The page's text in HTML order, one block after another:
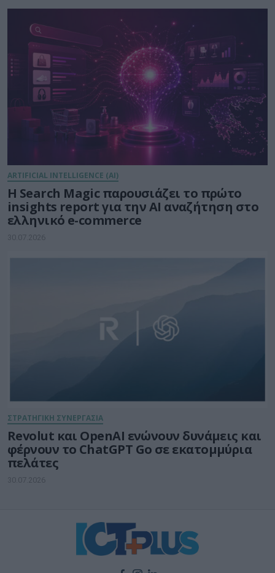
ARTIFICIAL INTELLIGENCE (AI)
Η Search Magic παρουσιάζει το πρώτο
insights report για την AI αναζήτηση στο
ελληνικό e-commerce
30.07.2026
ΣΤΡΑΤΗΓΙΚΗ ΣΥΝΕΡΓΑΣΙΑ
Revolut και OpenAI ενώνουν δυνάμεις και
φέρνουν το ChatGPT Go σε εκατομμύρια
πελάτες
30.07.2026